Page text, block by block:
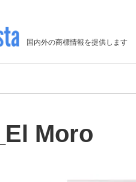
国内外の商標情報を提供します
Moro